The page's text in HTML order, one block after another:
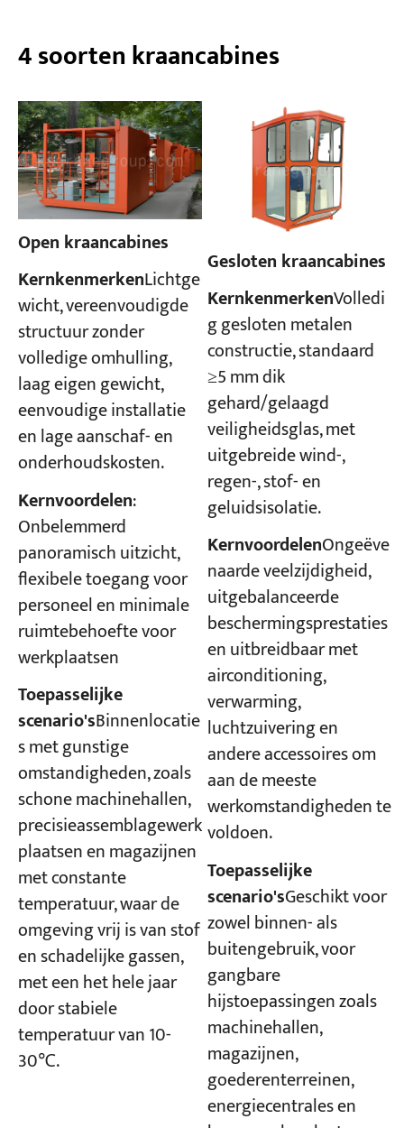
4 soorten kraancabines
Open kraancabines
KernkenmerkenLichtge
wicht, vereenvoudigde
structuur zonder
volledige omhulling,
laag eigen gewicht,
eenvoudige installatie
en lage aanschaf- en
onderhoudskosten.
Kernvoordelen:
Onbelemmerd
panoramisch uitzicht,
flexibele toegang voor
personeel en minimale
ruimtebehoefte voor
werkplaatsen
Toepasselijke
scenario'sBinnenlocatie
s met gunstige
omstandigheden, zoals
schone machinehallen,
precisieassemblagewerk
plaatsen en magazijnen
met constante
temperatuur, waar de
omgeving vrij is van stof
en schadelijke gassen,
met een het hele jaar
door stabiele
temperatuur van 10-
30℃.
Gesloten kraancabines
KernkenmerkenVolledi
g gesloten metalen
constructie, standaard
≥5 mm dik
gehard/gelaagd
veiligheidsglas, met
uitgebreide wind-,
regen-, stof- en
geluidsisolatie.
KernvoordelenOngeëve
naarde veelzijdigheid,
uitgebalanceerde
beschermingsprestaties
en uitbreidbaar met
airconditioning,
verwarming,
luchtzuivering en
andere accessoires om
aan de meeste
werkomstandigheden te
voldoen.
Toepasselijke
scenario'sGeschikt voor
zowel binnen- als
buitengebruik, voor
gangbare
hijstoepassingen zoals
machinehallen,
magazijnen,
goederenterreinen,
energiecentrales en